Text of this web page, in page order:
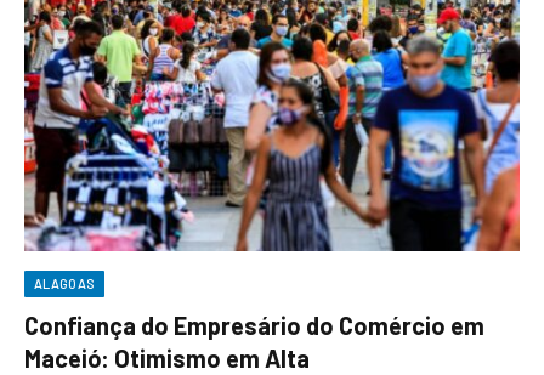
ALAGOAS
Confiança do Empresário do Comércio em
Maceió: Otimismo em Alta